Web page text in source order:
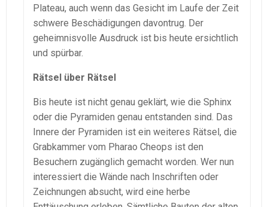
Plateau, auch wenn das Gesicht im Laufe der Zeit
schwere Beschädigungen davontrug. Der
geheimnisvolle Ausdruck ist bis heute ersichtlich
und spürbar.
Rätsel über Rätsel
Bis heute ist nicht genau geklärt, wie die Sphinx
oder die Pyramiden genau entstanden sind. Das
Innere der Pyramiden ist ein weiteres Rätsel, die
Grabkammer vom Pharao Cheops ist den
Besuchern zugänglich gemacht worden. Wer nun
interessiert die Wände nach Inschriften oder
Zeichnungen absucht, wird eine herbe